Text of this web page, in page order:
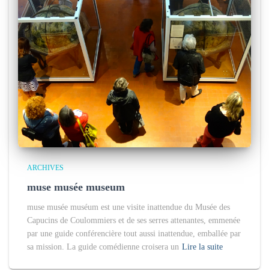
ARCHIVES
muse musée museum
muse musée muséum est une visite inattendue du Musée des
Capucins de Coulommiers et de ses serres attenantes, emmenée
par une guide conférencière tout aussi inattendue, emballée par
sa mission. La guide comédienne croisera un Lire la suite